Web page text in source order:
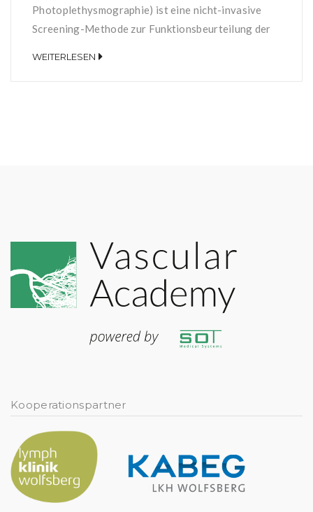
Photoplethysmographie) ist eine nicht-invasive
Screening-Methode zur Funktionsbeurteilung der
WEITERLESEN
Kooperationspartner